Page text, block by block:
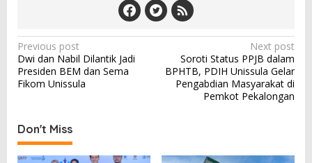
Post
navigation
Previous post
Dwi dan Nabil Dilantik Jadi
Presiden BEM dan Sema
Fikom Unissula
Next post
Soroti Status PPJB dalam
BPHTB, PDIH Unissula Gelar
Pengabdian Masyarakat di
Pemkot Pekalongan
Don't Miss